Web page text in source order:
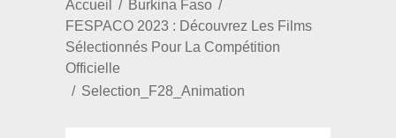
Accueil
Burkina Faso
FESPACO 2023 : Découvrez Les Films
Sélectionnés Pour La Compétition
Officielle
Selection_F28_Animation